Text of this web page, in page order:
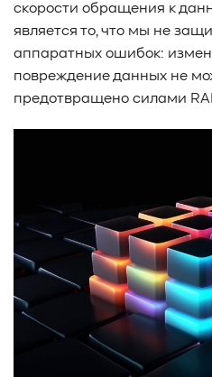
скорости обращения к
является то, что мы не
аппаратных ошибок:
повреждение данных не
предотвращено силами